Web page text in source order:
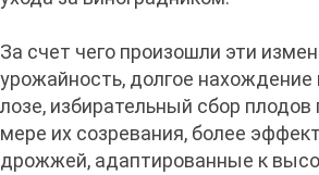
За счет чего произошли эти
урожайность, долгое нахождение
лозе, избирательный сбор плодов
мере их созревания, более
дрожжей, адаптированные к